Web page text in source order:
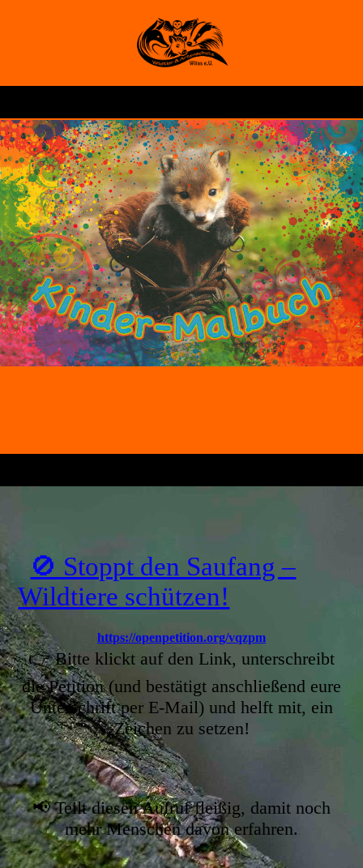
🚫 Stoppt den Saufang –
Wildtiere schützen!
https://openpetition.org/vqzpm
👉 Bitte klickt auf den Link, unterschreibt
die Petition (und bestätigt anschließend eure
Unterschrift per E-Mail) und helft mit, ein
Zeichen zu setzen!
📢 Teilt diesen Aufruf fleißig, damit noch
mehr Menschen davon erfahren.